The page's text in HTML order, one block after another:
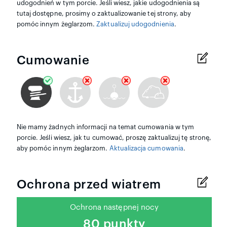
udogodnień w tym porcie. Jeśli wiesz, jakie udogodnienia są
tutaj dostępne, prosimy o zaktualizowanie tej strony, aby
pomóc innym żeglarzom. Zaktualizuj udogodnienia.
Cumowanie
Nie mamy żadnych informacji na temat cumowania w tym
porcie. Jeśli wiesz, jak tu cumować, proszę zaktualizuj tę stronę,
aby pomóc innym żeglarzom. Aktualizacja cumowania.
Ochrona przed wiatrem
Ochrona następnej nocy
80 punkty